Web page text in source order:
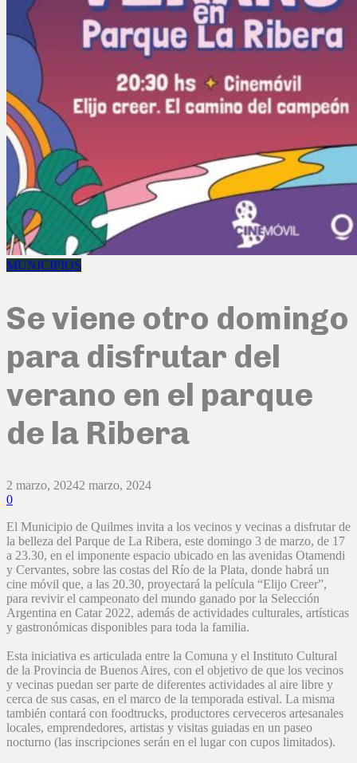
MUNICIPIOS
Se viene otro domingo
para disfrutar del
verano en el parque
de la Ribera
2 marzo, 20242 marzo, 2024
0
El Municipio de Quilmes invita a los vecinos y vecinas a disfrutar de
la belleza del Parque de La Ribera, este domingo 3 de marzo, de 17
a 23.30, en el imponente espacio ubicado en las avenidas Otamendi
y Cervantes, sobre las costas del Río de la Plata, donde habrá un
cine móvil que, a las 20.30, proyectará la película “Elijo Creer”,
para revivir el campeonato del mundo ganado por la Selección
Argentina en Catar 2022, además de actividades culturales, artísticas
y gastronómicas disponibles para toda la familia.
Esta iniciativa es articulada entre la Comuna y el Instituto Cultural
de la Provincia de Buenos Aires, con el objetivo de que los vecinos
y vecinas puedan ser parte de diferentes actividades al aire libre y
cerca de sus casas, en el marco de la temporada estival. La misma
también contará con foodtrucks, productores cerveceros artesanales
locales, emprendedores, artistas y visitas guiadas en un paseo
nocturno (las inscripciones serán en el lugar con cupos limitados).